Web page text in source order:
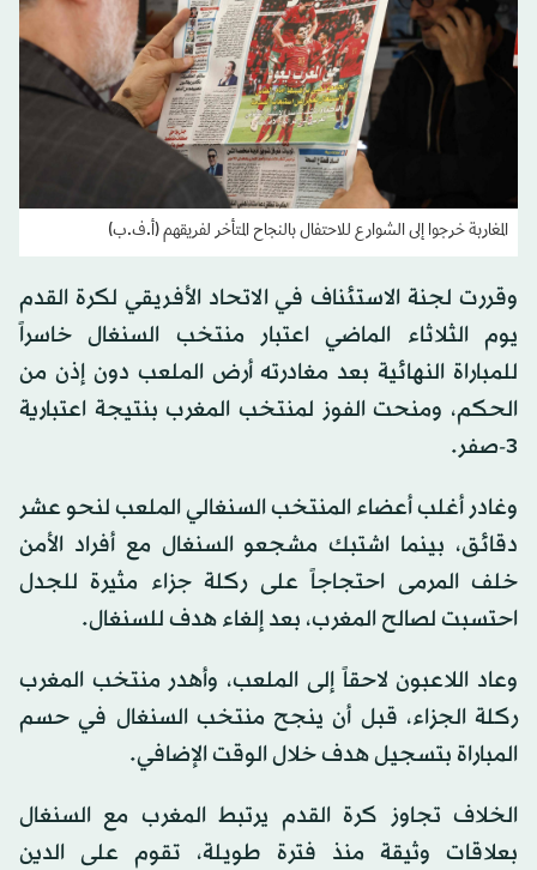
المغاربة خرجوا إلى الشوارع للاحتفال بالنجاح المتأخر لفريقهم (أ.ف.ب)
وقررت لجنة الاستئناف في الاتحاد الأفريقي لكرة القدم
يوم الثلاثاء الماضي اعتبار منتخب السنغال خاسراً
للمباراة النهائية بعد مغادرته أرض الملعب دون إذن من
الحكم، ومنحت الفوز لمنتخب المغرب بنتيجة اعتبارية
3-صفر.
وغادر أغلب أعضاء المنتخب السنغالي الملعب لنحو عشر
دقائق، بينما اشتبك مشجعو السنغال مع أفراد الأمن
خلف المرمى احتجاجاً على ركلة جزاء مثيرة للجدل
احتسبت لصالح المغرب، بعد إلغاء هدف للسنغال.
وعاد اللاعبون لاحقاً إلى الملعب، وأهدر منتخب المغرب
ركلة الجزاء، قبل أن ينجح منتخب السنغال في حسم
المباراة بتسجيل هدف خلال الوقت الإضافي.
الخلاف تجاوز كرة القدم يرتبط المغرب مع السنغال
بعلاقات وثيقة منذ فترة طويلة، تقوم على الدين